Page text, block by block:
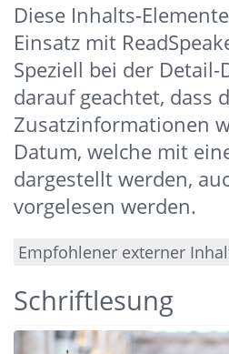
Diese Inhalts-
Einsatz mit
Speziell bei der
darauf geachtet, dass
Zusatzinformationen
Datum, welche mit
dargestellt werden,
vorgelesen werden.
Empfohlener externer
Schriftlesung